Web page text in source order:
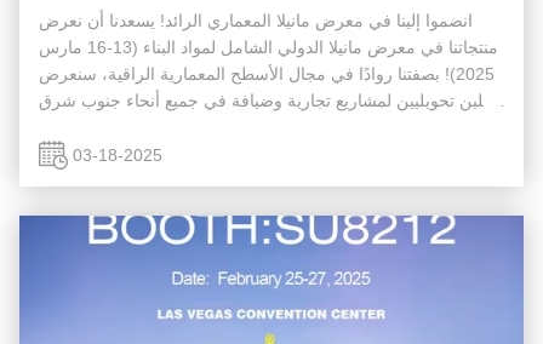
انضموا إلينا في معرض مانيلا المعماري الرائد! يسعدنا أن نعرض
منتجاتنا في معرض مانيلا الدولي الشامل لمواد البناء (13-16 مارس
2025)! بصفتنا روادًا في مجال الأسطح المعمارية الراقية، سنعرض
حلين تحويليين لمشاريع تجارية وضيافة في جميع أنحاء جنوب شرق
03-18-2025